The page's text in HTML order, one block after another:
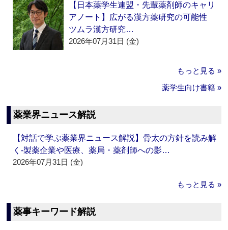
【日本薬学生連盟・先輩薬剤師のキャリ
アノート】広がる漢方薬研究の可能性
ツムラ漢方研究…
2026年07月31日 (金)
もっと見る »
薬学生向け書籍 »
薬業界ニュース解説
【対話で学ぶ薬業界ニュース解説】骨太の方針を読み解
く‐製薬企業や医療、薬局・薬剤師への影…
2026年07月31日 (金)
もっと見る »
薬事キーワード解説